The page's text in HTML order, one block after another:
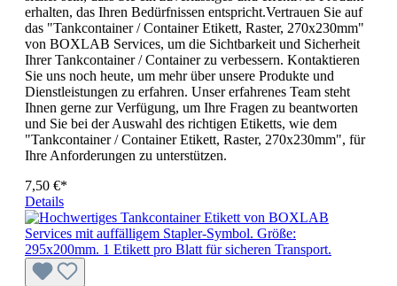
erhalten, das Ihren Bedürfnissen entspricht.Vertrauen Sie auf
das "Tankcontainer / Container Etikett, Raster, 270x230mm"
von BOXLAB Services, um die Sichtbarkeit und Sicherheit
Ihrer Tankcontainer / Container zu verbessern. Kontaktieren
Sie uns noch heute, um mehr über unsere Produkte und
Dienstleistungen zu erfahren. Unser erfahrenes Team steht
Ihnen gerne zur Verfügung, um Ihre Fragen zu beantworten
und Sie bei der Auswahl des richtigen Etiketts, wie dem
"Tankcontainer / Container Etikett, Raster, 270x230mm", für
Ihre Anforderungen zu unterstützen.
7,50 €*
Details